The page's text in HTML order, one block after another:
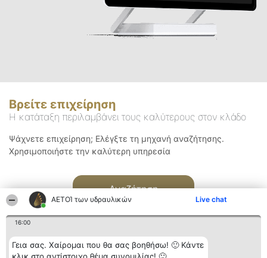
ΑΕΤΟΊ των υδραυλικών Live chat
16:00
Γεια σας. Χαίρομαι που θα σας βοηθήσω! 🙂 Κάντε
Βρείτε επιχείρηση
Η κατάταξη περιλαμβάνει τους καλύτερους στον κλάδο
Ψάχνετε επιχείρηση; Ελέγξτε τη μηχανή αναζήτησης.
Χρησιμοποιήστε την καλύτερη υπηρεσία
Αναζήτηση